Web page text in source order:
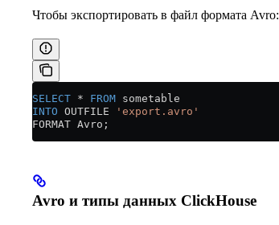
Чтобы экспортировать в файл формата Avro:
SELECT * FROM sometable
INTO OUTFILE
'export.avro'
FORMAT Avro;
Avro и типы данных ClickHouse